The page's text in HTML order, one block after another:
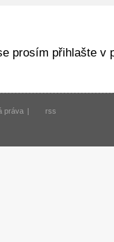
prosím přihlašte v
práva | rss